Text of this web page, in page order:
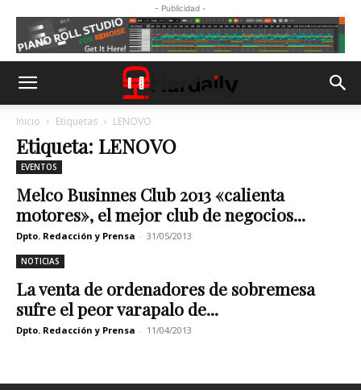
- Publicidad -
Inicio Etiquetas LENOVO
Etiqueta: LENOVO
EVENTOS
Melco Businnes Club 2013 «calienta
motores», el mejor club de negocios...
Dpto. Redacción y Prensa - 31/05/2013
NOTICIAS
La venta de ordenadores de sobremesa
sufre el peor varapalo de...
Dpto. Redacción y Prensa - 11/04/2013